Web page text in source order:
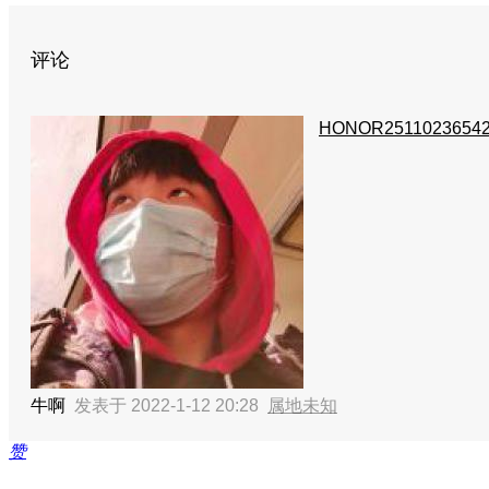
评论
牛啊 发表于 2022-1-12 20:28 属地未知
赞